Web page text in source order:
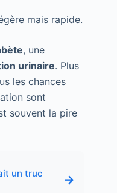
mais rapide.
, une
urinaire. Plus
les chances
sont
souvent la pire
un truc
→